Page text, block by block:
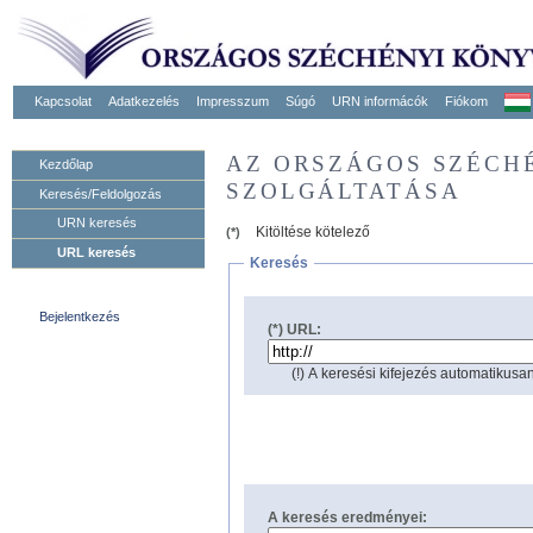
Kapcsolat Adatkezelés Impresszum Súgó URN informácók Fiókom
Kezdőlap
Keresés/Feldolgozás
URN keresés
URL keresés
Bejelentkezés
AZ ORSZÁGOS
SZOLGÁLTATÁSA
(*)
Kitöltése kötelező
Keresés
(*) URL:
(!) A keresési kifejezés
A keresés eredményei: